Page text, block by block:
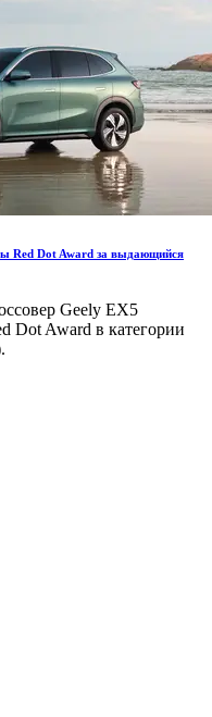
Red Dot Award за выдающийся
Geely EX5
Dot Award в категории